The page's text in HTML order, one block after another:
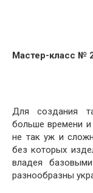
Мастер-класс №
Для создания
больше времени и
не так уж и
без которых
владея
разнообразны